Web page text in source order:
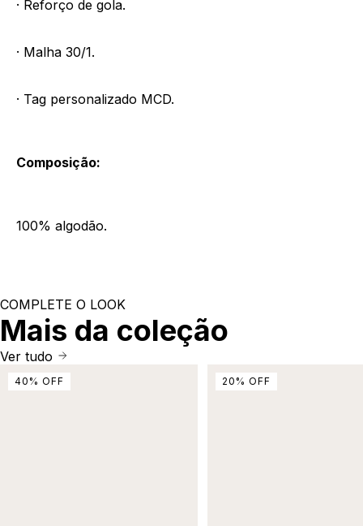
· Reforço de gola.
· Malha 30/1.
· Tag personalizado MCD.
Composição:
100% algodão.
COMPLETE O LOOK
Mais da coleção
Ver tudo
40 % OFF 20 % OFF